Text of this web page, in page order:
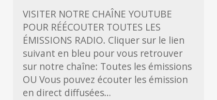
on
vous
écoute
VISITER NOTRE CHAÎNE YOUTUBE
POUR RÉÉCOUTER TOUTES LES
ÉMISSIONS RADIO. Cliquer sur le lien
suivant en bleu pour vous retrouver
sur notre chaîne: Toutes les émissions
OU Vous pouvez écouter les émission
en direct diffusées…